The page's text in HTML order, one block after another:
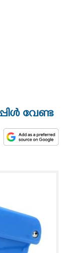
വേണ്ട